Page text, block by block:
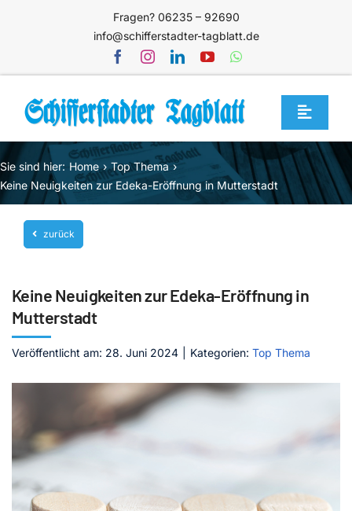
Fragen? 06235 – 92690
info@schifferstadter-tagblatt.de
Toggle
Home
Themen
Blog
Unternehmen
Mediathek
Jetzt abonnieren
Sie sind hier: Home
Top Thema
Keine Neuigkeiten zur Edeka-Eröffnung in Mutterstadt
zurück
Keine Neuigkeiten zur Edeka-Eröffnung in
Mutterstadt
Veröffentlicht am: 28. Juni 2024 Kategorien: Top Thema